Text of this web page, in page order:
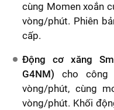
cùng Momen xoắn
vòng/phút. Phiên
cấp.
Động cơ xăng
G4NM) cho
vòng/phút, cùng
vòng/phút. Khối